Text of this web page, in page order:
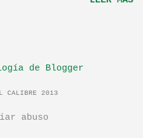
de Blogger
CALIBRE 2013
abuso